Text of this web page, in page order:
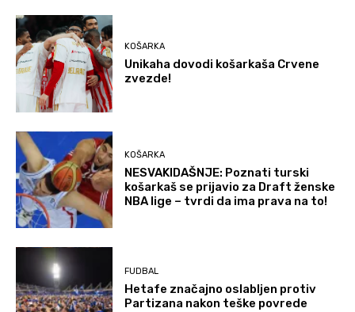
KOŠARKA
Unikaha dovodi košarkaša Crvene
zvezde!
KOŠARKA
NESVAKIDAŠNJE: Poznati turski
košarkaš se prijavio za Draft ženske
NBA lige – tvrdi da ima prava na to!
FUDBAL
Hetafe značajno oslabljen protiv
Partizana nakon teške povrede